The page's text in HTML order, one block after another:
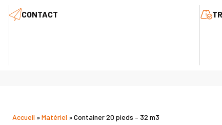
CONTACT
Accueil »Matériel »Container 20 pieds – 32 m3